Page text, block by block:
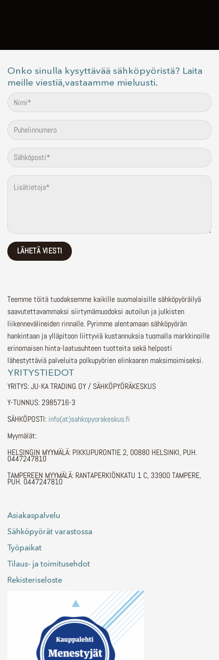
Onko sinulla kysyttävää sähköpyöristä? Laita
meille viestiä,vastaamme mieluusti.
Teemme töitä tuodaksemme kaikille suomalaisille sähköpyöräilyä
saavutettavammaksi siirtymämuodoksi autoilun ja julkisten
liikennevälineiden rinnalle. Pyrimme alentamaan sähköpyörän
hankintaan ja ylläpitoon liittyviä kustannuksia tuomalla markkinoille
erinomaisen hinta-laatusuhteen tuotteita sekä helposti
lähestyttäviä palveluita polkupyörien elinkaaren maksimoimiseksi.
YRITYSTIEDOT
YRITYS: JU-KA TRADING OY / SÄHKÖPYÖRÄKESKUS
Y-TUNNUS: 2985716-3
SÄHKÖPOSTI: info(at)sahkopyorakeskus.fi
Myymälät:
HELSINGIN MYYMÄLÄ: PIKKUPURONTIE 2, 00880 HELSINKI, PUH.
0447247810
TAMPEREEN MYYMÄLÄ: RANTAPERKIÖNKATU 1 C, 33900 TAMPERE,
PUH. 0447247810
Asiakaspalvelu
Sähköpyörät varastossa
Työpaikat
Tilaus- ja toimitusehdot
Rekisteriseloste